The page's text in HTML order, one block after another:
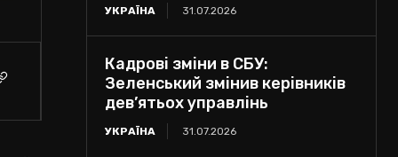
УКРАЇНА 31.07.2026
Кадрові зміни в СБУ:
Зеленський змінив керівників
дев’ятьох управлінь
УКРАЇНА 31.07.2026